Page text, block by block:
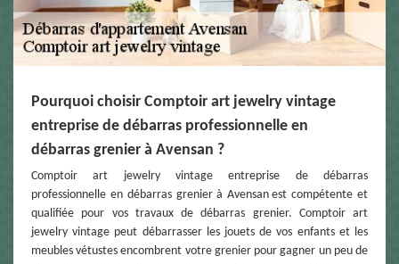
Pourquoi choisir Comptoir art jewelry vintage
entreprise de débarras professionnelle en
débarras grenier à Avensan ?
Comptoir art jewelry vintage entreprise de débarras
professionnelle en débarras grenier à Avensan est compétente et
qualifiée pour vos travaux de débarras grenier. Comptoir art
jewelry vintage peut débarrasser les jouets de vos enfants et les
meubles vétustes encombrent votre grenier pour gagner un peu de